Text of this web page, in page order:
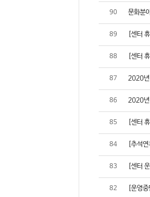
90 문화분
89 [센터
88 [센터
87 2020년
86 2020년
85 [센터
84 [추석
83 [센터
82 [운영